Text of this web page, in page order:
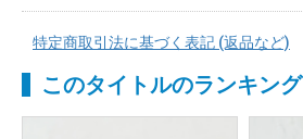
特定商取引法に基づく表記 (返品など)
このタイトルのランキング